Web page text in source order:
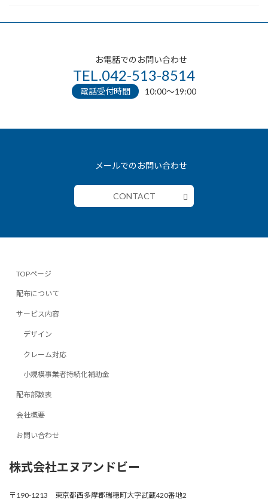
お電話でのお問い合わせ
TEL.042-513-8514
電話受付時間 10:00〜19:00
メールでのお問い合わせ
CONTACT
TOPページ
配布について
サービス内容
デザイン
クレーム対応
小規模事業者持続化補助金
配布部数表
会社概要
お問い合わせ
株式会社エヌアンドビー
〒190-1213 東京都西多摩郡瑞穂町大字武蔵420番地2